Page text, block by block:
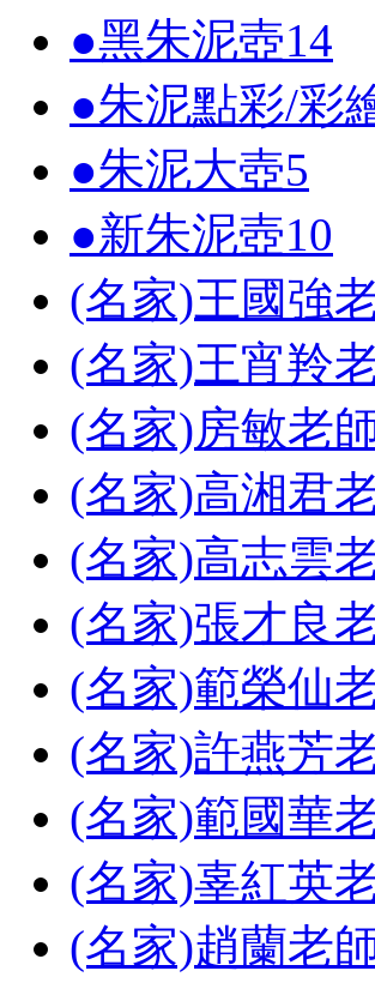
●黑朱泥壺14
●朱泥點彩/彩
●朱泥大壺5
●新朱泥壺10
(名家)王國強
(名家)王宵羚
(名家)房敏老
(名家)高湘君
(名家)高志雲
(名家)張才良
(名家)範榮仙
(名家)許燕芳
(名家)範國華
(名家)辜紅英
(名家)趙蘭老